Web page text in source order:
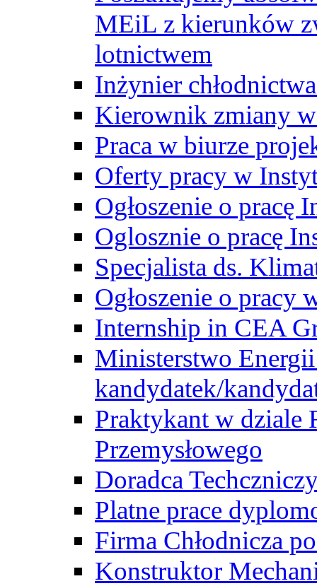
MEiL z kierunków
lotnictwem
Inżynier
Kierownik zmiany
Praca w biurze
Oferty pracy w
Ogłoszenie o pracę
Oglosznie o pracę
Specjalista ds.
Ogłoszenie o pracy
Internship in CEA
Ministerstwo
kandydatek/
Praktykant w dziale
Przemysłowego
Doradca
Platne prace
Firma Chłodnicza
Konstruktor